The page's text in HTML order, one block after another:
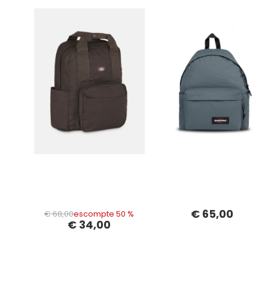
€ 68,00escompte 50 %
€ 34,00
€ 65,00